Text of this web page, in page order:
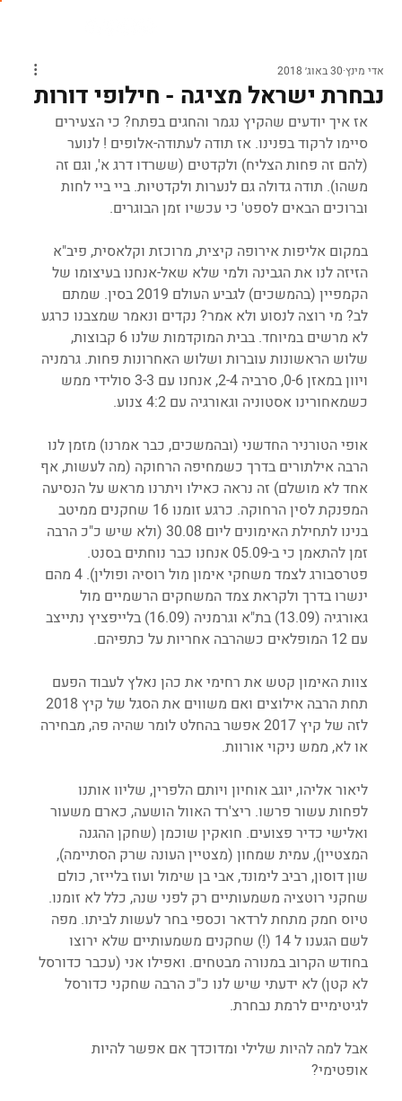
נבחרת ישראל מציגה - חילופי דורות
אדי מינץ 30 באוג׳ 2018
אז איך יודעים שהקיץ נגמר והחגים בפתח? כי הצעירים
סיימו לרקוד בפנינו. אז תודה לעתודה-אלופים ! לנוער
(להם זה פחות הצליח) ולקדטים (ששרדו דרג א', וגם זה
משהו). תודה גדולה גם לנערות ולקדטיות. ביי ביי לחות
וברוכים הבאים לספט' כי עכשיו זמן הבוגרים.
במקום אליפות אירופה קיצית, מרוכזת וקלאסית, פיב"א
הזיזה לנו את הגבינה ולמי שלא שאל-אנחנו בעיצומו של
הקמפיין (בהמשכים) לגביע העולם 2019 בסין. שמתם
לב? מי רוצה לנסוע ולא אמר? נקדים ונאמר שמצבנו כרגע
לא מרשים במיוחד. בבית המוקדמות שלנו 6 קבוצות,
שלוש הראשונות עוברות ושלוש האחרונות פחות. גרמניה
ויוון במאזן 0-6, סרביה 2-4, אנחנו עם 3-3 סולידי ממש
כשמאחורינו אסטוניה וגאורגיה עם 4:2 צנוע.
אופי הטורניר החדשני (ובהמשכים, כבר אמרנו) מזמן לנו
הרבה אילתורים בדרך כשמחיפה הרחוקה (מה לעשות, אף
אחד לא מושלם) זה נראה כאילו ויתרנו מראש על הנסיעה
המפנקת לסין הרחוקה. כרגע זומנו 16 שחקנים ממיטב
בנינו לתחילת האימונים ליום 30.08 (ולא שיש כ"כ הרבה
זמן להתאמן כי ב-05.09 אנחנו כבר נוחתים בסנט.
פטרסבורג לצמד משחקי אימון מול רוסיה ופולין). 4 מהם
ינשרו בדרך ולקראת צמד המשחקים הרשמיים מול
גאורגיה (13.09) בת"א וגרמניה (16.09) בלייפציץ נתייצב
עם 12 המופלאים כשהרבה אחריות על כתפיהם.
צוות האימון קטש את רחימי את כהן נאלץ לעבוד הפעם
לזה של קיץ 2017 אפשר בהחלט לומר שהיה פה, מבחירה
או לא, ממש ניקוי אורוות.
ליאור אליהו, יוגב אוחיון ויותם הלפרין, שליוו אותנו
לפחות עשור פרשו. ריצ'רד האוול הושעה, כארם משעור
ואלישי כדיר פצועים. חואקין שוכמן (שחקן ההגנה
המצטיין), עמית שמחון (מצטיין העונה שרק הסתיימה),
שון דוסון, רביב לימונד, אבי בן שימול ועוז בלייזר, כולם
שחקני רוטציה משמעותיים רק לפני שנה, כלל לא זומנו.
טיוס חמק מתחת לרדאר וכספי בחר לעשות לביתו. מפה
לשם הגענו ל 14 (!) שחקנים משמעותיים שלא ירוצו
בחודש הקרוב במנורה מבטחים. ואפילו אני (עכבר כדורסל
לא קטן) לא ידעתי שיש לנו כ"כ הרבה שחקני כדורסל
לגיטימיים לרמת נבחרת.
אבל למה להיות שלילי ומדוכדך אם אפשר להיות
אופטימי?